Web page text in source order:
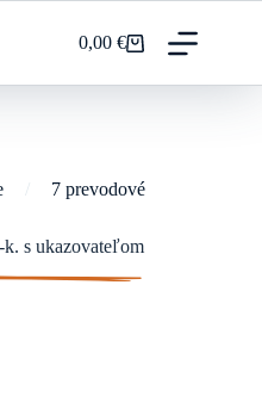
Nákupný
0,00€
7 prevodové
s ukazovateľom